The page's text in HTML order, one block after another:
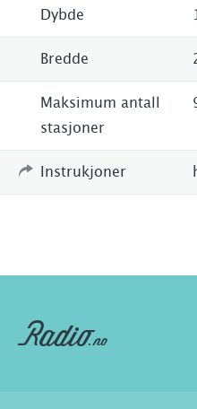
Dybde
Bredde
Maksimum antall
stasjoner
Instrukjoner